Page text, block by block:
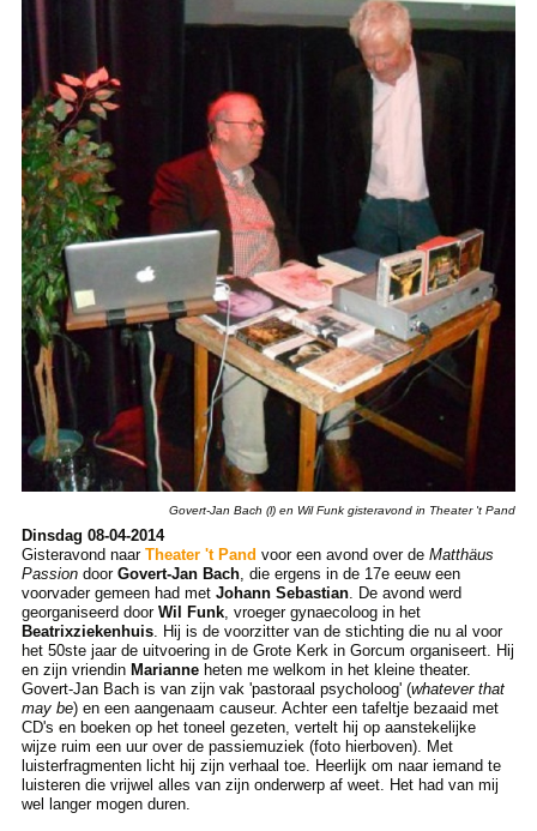
Govert-Jan Bach (l) en Wil Funk gisteravond in Theater 't Pand
Dinsdag 08-04-2014
Gisteravond naar Theater 't Pand voor een avond over de Matthäus
Passiondoor Govert-Jan Bach, die ergens in de 17e eeuw een
voorvader gemeen had met Johann Sebastian. De avond werd
georganiseerd door Wil Funk, vroeger gynaecoloog in het
Beatrixziekenhuis. Hij is de voorzitter van de stichting die nu al voor
het 50ste jaar de uitvoering in de Grote Kerk in Gorcum organiseert. Hij
en zijn vriendinMarianneheten me welkom in het kleine theater.
Govert-Jan Bach is van zijn vak 'pastoraal psycholoog' (whatever that
may be) en een aangenaam causeur. Achter een tafeltje bezaaid met
CD's en boeken op het toneel gezeten, vertelt hij op aanstekelijke
wijze ruim een uur over de passiemuziek (foto hierboven). Met
luisterfragmenten licht hij zijn verhaal toe. Heerlijk om naar iemand te
luisteren die vrijwel alles van zijn onderwerp af weet. Het had van mij
wel langer mogen duren.